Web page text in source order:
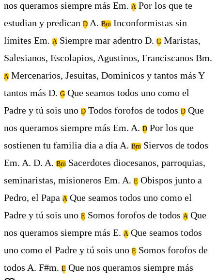
nos queramos siempre más Em. A Por los que te
estudian y predican D A. Bm Inconformistas sin
límites Em. A Siempre mar adentro D. G Maristas,
Salesianos, Escolapios, Agustinos, Franciscanos Bm.
A Mercenarios, Jesuitas, Dominicos y tantos más Y
tantos más D. G Que seamos todos uno como el
Padre y tú sois uno D Todos forofos de todos D Que
nos queramos siempre más Em. A. D Por los que
sostienen tu familia día a día A. Bm Siervos de todos
Em. A. D. A. Bm Sacerdotes diocesanos, parroquias,
seminaristas, misioneros Em. A. E Obispos junto a
Pedro, el Papa A Que seamos todos uno como el
Padre y tú sois uno E Somos forofos de todos A Que
nos queramos siempre más E. A Que seamos todos
uno como el Padre y tú sois uno E Somos forofos de
todos A. F#m. E Que nos queramos siempre más